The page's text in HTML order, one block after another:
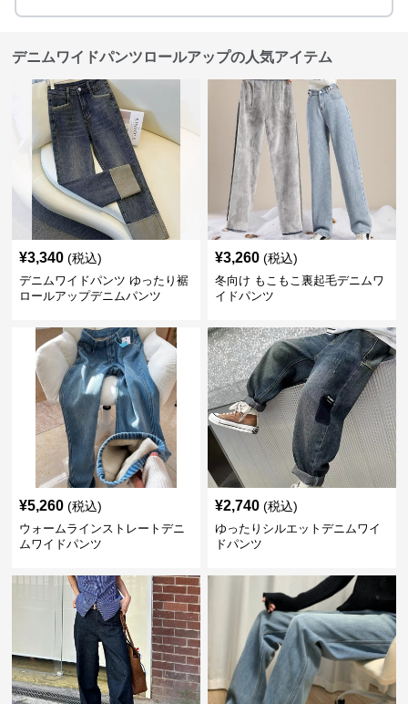
デニムワイドパンツロールアップの人気アイテム
¥3,340 (税込)
デニムワイドパンツ ゆったり裾
ロールアップデニムパンツ
¥3,260 (税込)
冬向け もこもこ裏起毛デニムワ
イドパンツ
¥5,260 (税込)
ウォームラインストレートデニ
ムワイドパンツ
¥2,740 (税込)
ゆったりシルエットデニムワイ
ドパンツ